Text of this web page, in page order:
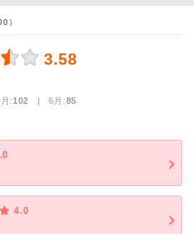
）
3.58
:102 | 6月:85
4.0